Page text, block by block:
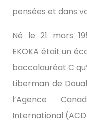
pensées et dans
Né le 21 mars
EKOKA était un
baccalauréat C
Liberman de
l’Agence
International